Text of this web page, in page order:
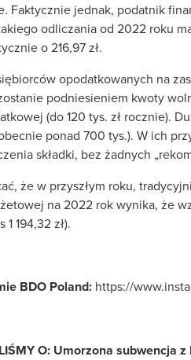
Faktycznie jednak, podatnik
odliczania od 2022 roku
o 216,97 zł.
opodatkowanych na
podniesieniem kwoty
(do 120 tys. zł rocznie).
ponad 700 tys.). W ich
składki, bez żadnych
że w przyszłym roku,
na 2022 rok wynika, że
194,32 zł).
BDO Poland: https://
O: Umorzona subwencja